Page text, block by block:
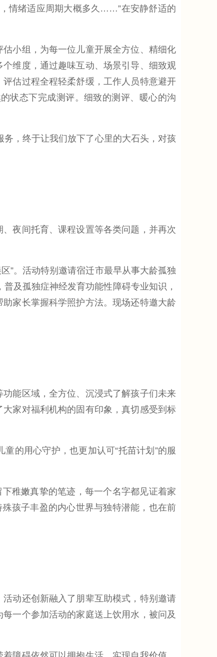
情绪适应周期大概多久……”在安静舒适的
小组，为每一位儿童开展全方位、精细化
维度，通过趣味互动、场景引导、细致观
估过程全程轻柔舒缓，工作人员特意避开
状态下完成测评。细致的测评、暖心的沟
，终于让我们放下了心里的大石头，对孩
夜间托育、课程设置等各类问题，并再次
”。活动特别邀请宿迁市最早从事大龄孤独
及孤独症神经发育功能性障碍专业知识，
家长掌握科学照护方法。现场还特邀大龄
能区域，全方位、沉浸式了解孩子们未来
家对福利机构的固有印象，真切感受到标
的用心守护，也更加认可“托苗计划”的服
稚嫩真挚的笔迹，每一个名字都见证着家
孩子丰盈的内心世界与独特潜能，也在前
动还创新融入了朋辈互助模式，特别邀请
一个参加活动的家庭送上饮用水，被问及